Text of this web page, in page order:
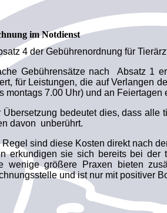
im Notdienst
4 der Gebührenordnung für
Gebührensätze nach Absatz 1
für Leistungen, die auf Verlangen
montags 7.00 Uhr) und an Feiertagen
Übersetzung bedeutet dies, dass
davon unberührt.
Regel sind diese Kosten direkt nach
erkundigen sie sich bereits bei der
wenige größere Praxen bieten
und ist nur mit positiver